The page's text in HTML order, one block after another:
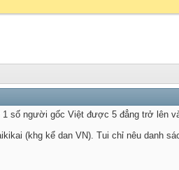
số người gốc Việt được 5 đẳng trở lên
(khg kể dan VN). Tui chỉ nêu danh